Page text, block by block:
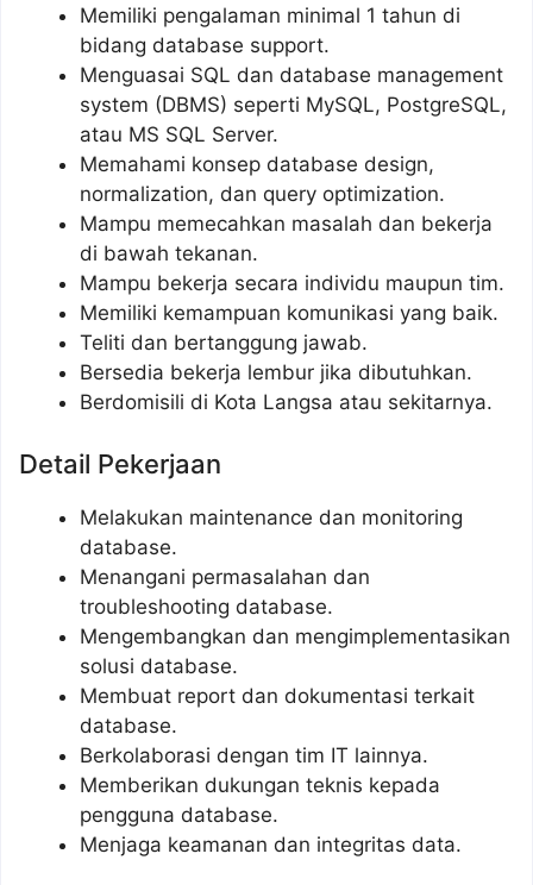
Memiliki pengalaman minimal 1 tahun di
bidang database support.
Menguasai SQL dan database management
system (DBMS) seperti MySQL, PostgreSQL,
atau MS SQL Server.
Memahami konsep database design,
normalization, dan query optimization.
Mampu memecahkan masalah dan bekerja
di bawah tekanan.
Mampu bekerja secara individu maupun tim.
Memiliki kemampuan komunikasi yang baik.
Teliti dan bertanggung jawab.
Bersedia bekerja lembur jika dibutuhkan.
Berdomisili di Kota Langsa atau sekitarnya.
Detail Pekerjaan
Melakukan maintenance dan monitoring
database.
Menangani permasalahan dan
troubleshooting database.
Mengembangkan dan mengimplementasikan
solusi database.
Membuat report dan dokumentasi terkait
database.
Berkolaborasi dengan tim IT lainnya.
Memberikan dukungan teknis kepada
pengguna database.
Menjaga keamanan dan integritas data.